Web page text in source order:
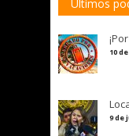
Últimos
10
9 de